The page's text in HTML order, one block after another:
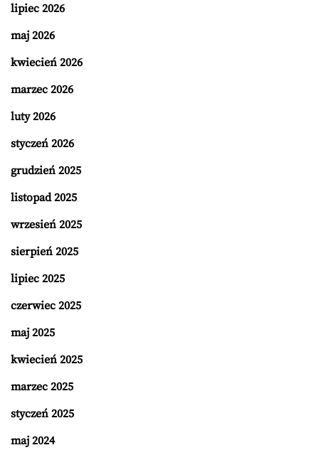
lipiec 2026
maj 2026
kwiecień 2026
marzec 2026
luty 2026
styczeń 2026
grudzień 2025
listopad 2025
wrzesień 2025
sierpień 2025
lipiec 2025
czerwiec 2025
maj 2025
kwiecień 2025
marzec 2025
styczeń 2025
maj 2024